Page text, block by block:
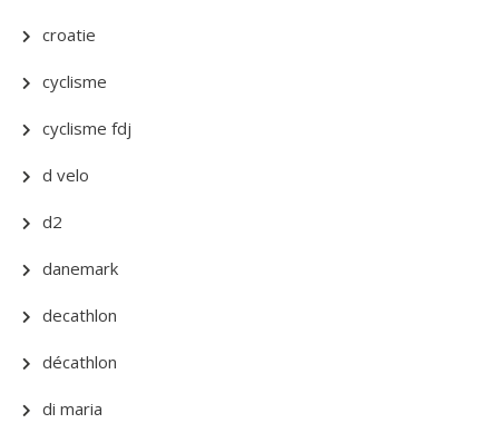
croatie
cyclisme
cyclisme fdj
d velo
d2
danemark
decathlon
décathlon
di maria